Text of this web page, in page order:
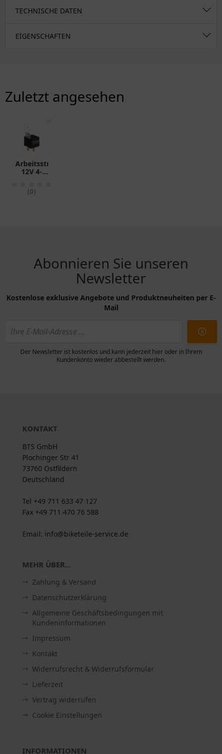
TECHNISCHE DATEN
EIGENSCHAFTEN
Zuletzt angesehen
✅
Arbeitsstromrelais
12V 4-
(0)
Abonnieren Sie unseren
Newsletter
Kostenlose exklusive Angebote und Produktneuheiten per E-
Mail
Der Newsletter ist kostenlos und kann jederzeit hier oder in Ihrem
Kundenkonto wieder abbestellt werden.
KONTAKT
BTS GmbH
Plochinger Str 41
73760 Ostfildern
Deutschland
Tel +49 711 633 47 127
Fax +49 711 470 76 588
Email: info@biketeile-service.de
MEHR ÜBER...
Zahlung & Versand
Datenschutzerklärung
Allgemeine Geschäftsbedingungen mit
Kundeninformationen
Impressum
Kontakt
Widerrufsrecht & Widerrufsformular
Lieferzeit
Vertrag widerrufen
Cookie Einstellungen
INFORMATIONEN